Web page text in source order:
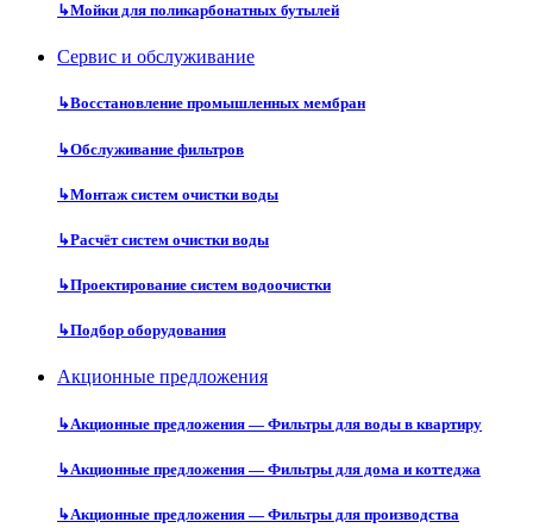
↳Мойки для поликарбонатных бутылей
Сервис и обслуживание
↳Восстановление промышленных мембран
↳Обслуживание фильтров
↳Монтаж систем очистки воды
↳Расчёт систем очистки воды
↳Проектирование систем водоочистки
↳Подбор оборудования
Акционные предложения
↳Акционные предложения — Фильтры для воды в квартиру
↳Акционные предложения — Фильтры для дома и коттеджа
↳Акционные предложения — Фильтры для производства